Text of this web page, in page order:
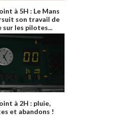
à 5H : Le Mans
son travail de
sur les pilotes...
à 2H : pluie,
et abandons !